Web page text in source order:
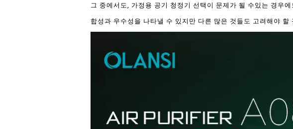
그 중에서도, 가정용 공기 청정기 선택이 문제가 될 수있는 경
합성과 우수성을 나타낼 수 있지만 다른 많은 것들도 고려해야 할